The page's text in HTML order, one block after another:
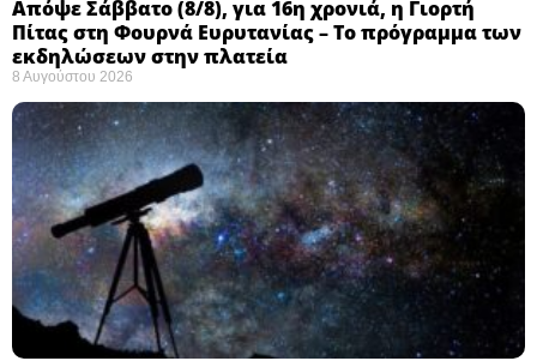
Απόψε Σάββατο (8/8), για 16η χρονιά, η Γιορτή
Πίτας στη Φουρνά Ευρυτανίας – Το πρόγραμμα των
εκδηλώσεων στην πλατεία
8 Αυγούστου 2026